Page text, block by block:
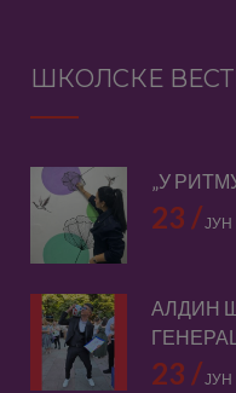
ШКОЛСКЕ
„У
23 /ЈУН
АЛДИН
23 /ЈУН